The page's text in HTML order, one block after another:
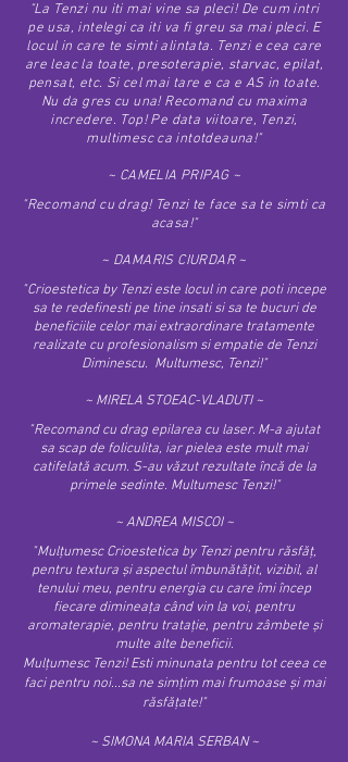
"La Tenzi nu iti mai vine sa pleci! De cum intri
pe usa, intelegi ca iti va fi greu sa mai pleci. E
locul in care te simti alintata. Tenzi e cea care
are leac la toate, presoterapie, starvac, epilat,
pensat, etc. Si cel mai tare e ca e AS in toate.
Nu da gres cu una! Recomand cu maxima
incredere. Top! Pe data viitoare, Tenzi,
multimesc ca intotdeauna!"
~ CAMELIA PRIPAG ~
"Recomand cu drag! Tenzi te face sa te simti ca
acasa!"
~ DAMARIS CIURDAR ~
"Crioestetica by Tenzieste locul in care poti incepe
sa te redefinesti pe tine insati si sa te bucuri de
beneficiile celor mai extraordinare tratamente
realizate cu profesionalism si empatie de Tenzi
Diminescu. Multumesc, Tenzi!"
~ MIRELA STOEAC-VLADUTI ~
"Recomand cu drag epilarea cu laser. M-a ajutat
sa scap de foliculita, iar pielea este mult mai
catifelată acum. S-au văzut rezultate încă de la
primele sedinte. Multumesc Tenzi!"
~ ANDREA MISCOI ~
"Mulțumesc Crioestetica by Tenzi pentru răsfăț,
pentru textura și aspectul îmbunătățit, vizibil, al
tenului meu, pentru energia cu care îmi încep
fiecare dimineața când vin la voi, pentru
aromaterapie, pentru tratație, pentru zâmbete și
multe alte beneficii.
Mulțumesc Tenzi!Esti minunata pentru tot ceea ce
faci pentru noi...sa ne simțim mai frumoase și mai
răsfățate!"
~ SIMONA MARIA SERBAN ~